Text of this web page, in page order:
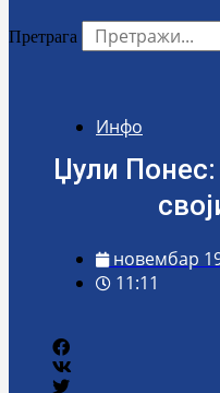
Претрага
Инфо
Џули Понес:
новембар
11:11